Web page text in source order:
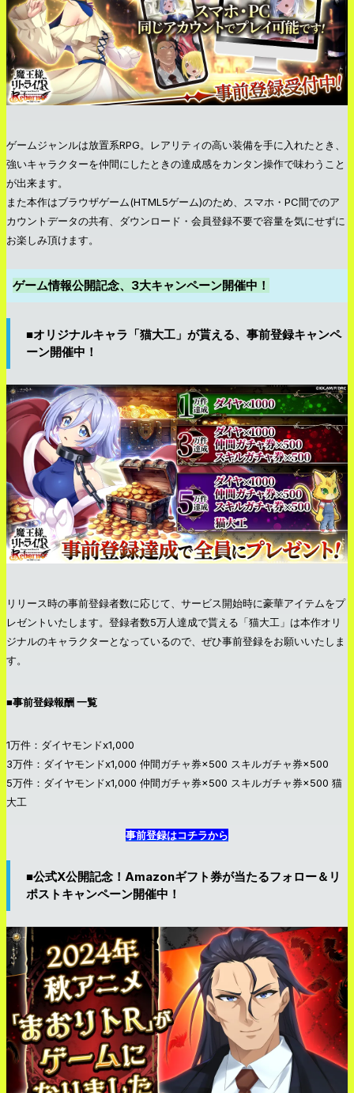
ゲームジャンルは放置系RPG。レアリティの高い装備を手に入れたとき、
強いキャラクターを仲間にしたときの達成感をカンタン操作で味わうこと
が出来ます。
また本作はブラウザゲーム(HTML5ゲーム)のため、スマホ・PC間でのア
カウントデータの共有、ダウンロード・会員登録不要で容量を気にせずに
お楽しみ頂けます。
ゲーム情報公開記念、3️大キャンペーン開催中！
■オリジナルキャラ「猫大工」が貰える、事前登録キャンペ
ーン開催中！
リリース時の事前登録者数に応じて、サービス開始時に豪華アイテムをプ
レゼントいたします。登録者数5万人達成で貰える「猫大工」は本作オリ
ジナルのキャラクターとなっているので、ぜひ事前登録をお願いいたしま
す。
■事前登録報酬 一覧
1万件：ダイヤモンドx1,000
3万件：ダイヤモンドx1,000 仲間ガチャ券×500 スキルガチャ券×500
5万件：ダイヤモンドx1,000 仲間ガチャ券×500 スキルガチャ券×500 猫
大工
事前登録はコチラから
■公式X公開記念！Amazonギフト券が当たるフォロー＆リ
ポストキャンペーン開催中！